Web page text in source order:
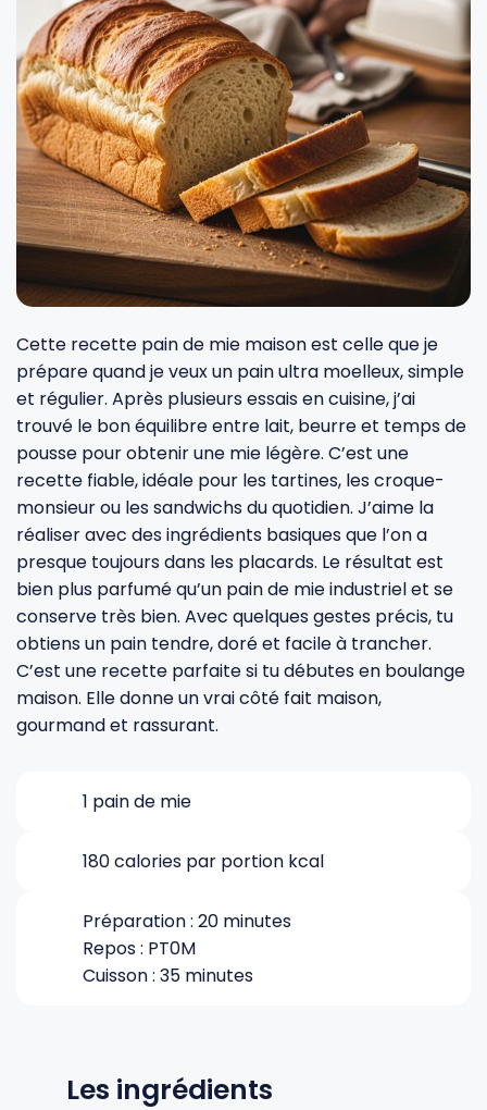
Fourches et fourchettes
Écumoires
Baguettes
Pilons
Presse-agrumes
Pinceaux
Râteaux
Rouleaux
Gourdes
Glaçons
Tires-bouchons
Couteaux à fromage
Couteaux à huîtres
Couteaux à pain
Couteaux filet de sole
Couteaux tranchelard
Éplucheurs et zesteurs
Évideurs
Couteaux de poche
Couteaux tartineurs
Aiguiseurs
Planches à découper
Plats et plaques
Moules
Cercles à tarte
Couvercles
Manches et poignées
Nogent
Opinel
De Buyer
Cristel
Tefal
SIF Unis
Pyrex
Cette recette pain de mie maison est celle que je
prépare quand je veux un pain ultra moelleux, simple
et régulier. Après plusieurs essais en cuisine, j’ai
trouvé le bon équilibre entre lait, beurre et temps de
pousse pour obtenir une mie légère. C’est une
recette fiable, idéale pour les tartines, les croque-
monsieur ou les sandwichs du quotidien. J’aime la
réaliser avec des ingrédients basiques que l’on a
presque toujours dans les placards. Le résultat est
bien plus parfumé qu’un pain de mie industriel et se
conserve très bien. Avec quelques gestes précis, tu
obtiens un pain tendre, doré et facile à trancher.
C’est une recette parfaite si tu débutes en boulange
maison. Elle donne un vrai côté fait maison,
gourmand et rassurant.
1 pain de mie
180 calories par portion kcal
Préparation : 20 minutes
Repos : PT0M
Cuisson : 35 minutes
Les ingrédients